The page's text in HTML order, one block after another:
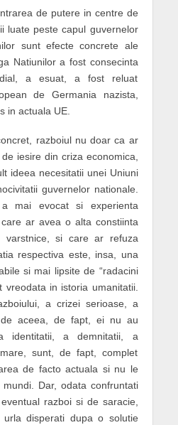
de putere in centre de
luate peste capul guvernelor
sunt efecte concrete ale
Natiunilor a fost consecinta
a esuat, a fost reluat
de Germania nazista,
in actuala UE.
razboiul nu doar ca ar
de iesire din criza economica,
ideea necesitatii unei Uniuni
guvernelor nationale.
a mai evocat si experienta
ar avea o alta constiinta
varstnice, si care ar refuza
respectiva este, insa, una
si mai lipsite de “radacini
vreodata in istoria umanitatii.
a crizei serioase, a
aceea, de fapt, ei nu au
identitatii, a demnitatii, a
sunt, de fapt, complet
de facto actuala si nu le
Dar, odata confruntati
razboi si de saracie,
disperati dupa o solutie